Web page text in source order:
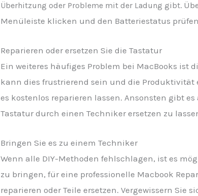
Überhitzung oder Probleme mit der Ladung gibt.
Menüleiste klicken und den Batteriestatus
Reparieren oder ersetzen Sie die Tastatur
Ein weiteres häufiges Problem bei MacBooks ist
kann dies frustrierend sein und die Produktivität
es kostenlos reparieren lassen. Ansonsten gibt
Tastatur durch einen Techniker ersetzen zu
Bringen Sie es zu einem Techniker
Wenn alle DIY-Methoden fehlschlagen, ist es
zu bringen, für eine professionelle Macbook
reparieren oder Teile ersetzen. Vergewissern